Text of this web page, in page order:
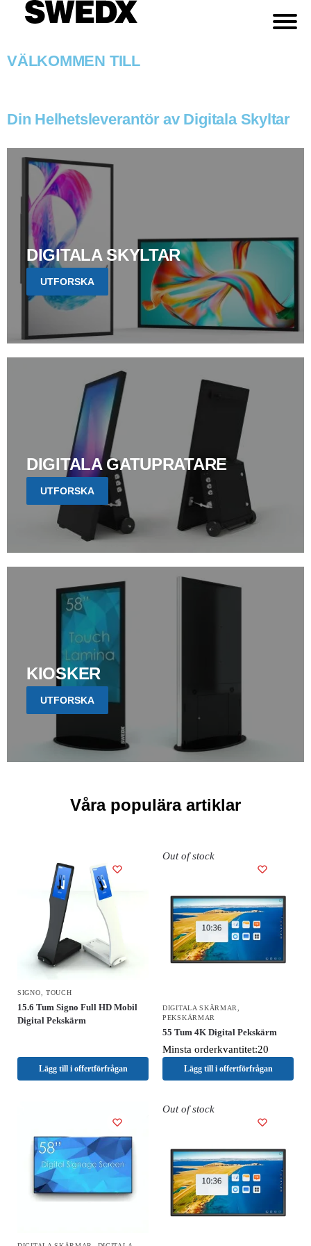
VÄLKOMMEN TILL
Din Helhetsleverantör av Digitala Skyltar
DIGITALA SKYLTAR
UTFORSKA
DIGITALA GATUPRATARE
UTFORSKA
KIOSKER
UTFORSKA
Våra populära artiklar
SIGNO TOUCH
15.6 Tum Signo Full HD Mobil
Digital Pekskärm
Lägg till i offertförfrågan
Out of stock
DIGITALA SKÄRMAR
PEKSKÄRMAR
55 Tum 4K Digital Pekskärm
Minsta orderkvantitet:20
Lägg till i offertförfrågan
Out of stock